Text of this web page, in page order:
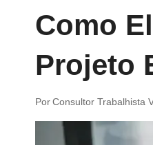
Como
Projeto
Por Consultor Trabalhista